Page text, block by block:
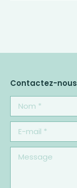
Contactez-nous